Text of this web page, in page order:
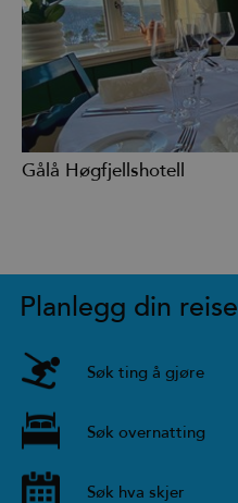
Gålå Høgfjellshotell
Planlegg din reise
Søk ting å gjøre
Søk overnatting
Søk hva skjer